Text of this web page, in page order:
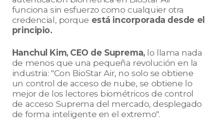
funciona sin esfuerzo como cualquier otra
credencial, porque está incorporada desde el
principio.
Hanchul Kim, CEO de Suprema, lo llama nada
de menos que una pequeña revolución en la
industria: "Con BioStar Air, no solo se obtiene
un control de acceso de nube, se obtiene lo
mejor de los lectores biométricos de control
de acceso Suprema del mercado, desplegado
de forma inteligente en el extremo".